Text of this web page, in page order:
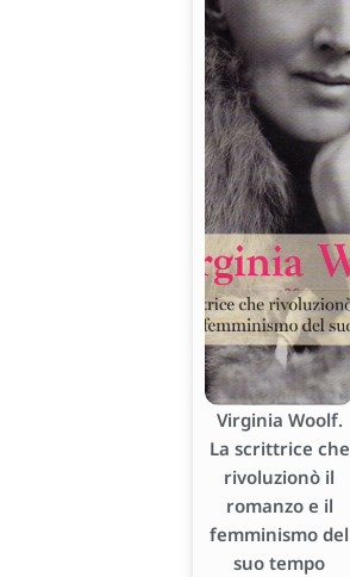
Virginia Woolf.
La scrittrice che
rivoluzionò il
romanzo e il
femminismo del
suo tempo